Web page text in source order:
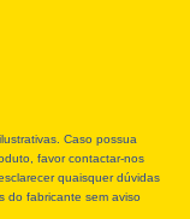
Caso possua
favor contactar-nos
quaisquer dúvidas
do fabricante sem aviso